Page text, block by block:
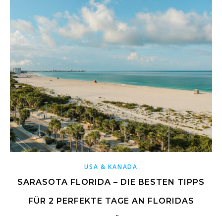
USA & KANADA
SARASOTA FLORIDA – DIE BESTEN TIPPS
FÜR 2 PERFEKTE TAGE AN FLORIDAS